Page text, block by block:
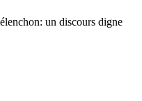
un discours digne